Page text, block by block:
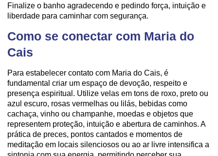
Finalize o banho agradecendo e pedindo força, intuição e
liberdade para caminhar com segurança.
Como se conectar com Maria do
Cais
Para estabelecer contato com Maria do Cais, é
fundamental criar um espaço de devoção, respeito e
presença espiritual. Utilize velas em tons de roxo, preto ou
azul escuro, rosas vermelhas ou lilás, bebidas como
cachaça, vinho ou champanhe, moedas e objetos que
representem proteção, intuição e abertura de caminhos. A
prática de preces, pontos cantados e momentos de
meditação em locais silenciosos ou ao ar livre intensifica a